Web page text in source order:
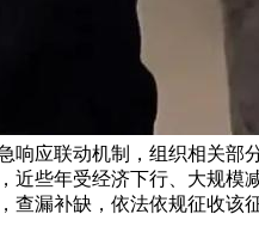
应联动机制，组织相关
些年受经济下行、大规
漏补缺，依法依规征收